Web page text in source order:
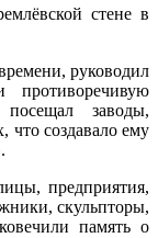
стене в
руководил
заводы,
что создавало ему
предприятия,
скульпторы,
память о